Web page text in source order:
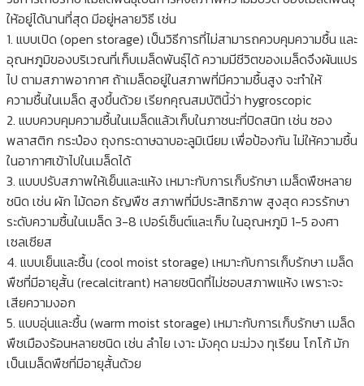
ให้อยู่ได้นานที่สุด มีอยู่หลายวิธี เช่น
1. แบบเปิด (open storage) เป็นวิธีการที่ไม่สามารถควบคุมความชื้น และ
อุณหภูมิของบริเวณที่เก็บเมล็ดพันธุ์ได้ ความมีชีวิตของเมล็ดจึงผันแปร
ไป ตามสภาพอากาศ ถ้าเมล็ดอยู่ในสภาพที่มีความชื้นสูง จะทำให้
ความชื้นในเมล็ด สูงขึ้นด้วย เรียกคุณสมบัตินี้ว่า hygroscopic
2. แบบควบคุมความชื้นในเมล็ดแล้วเก็บในภาชนะที่ปิดสนิท เช่น ซอง
พลาสติก กระป๋อง ถุงกระดาษฉาบอะลูมิเนียม เพื่อป้องกัน ไม่ให้ความชื้น
ในอากาศเข้าไปในเมล็ดได้
3. แบบปรับสภาพให้เย็นและแห้ง เหมาะกับการเก็บรักษา เมล็ดพืชหลาย
ชนิด เช่น ผัก ไม้ดอก ธัญพืช สภาพที่มีประสิทธิภาพ สูงสุด ควรรักษา
ระดับความชื้นในเมล็ด 3-8 เปอร์เซ็นต์และเก็บ ในอุณหภูมิ 1-5 องศา
เซลเซียส
4. แบบเย็นและชื้น (cool moist storage) เหมาะกับการเก็บรักษา เมล็ด
พืชที่มีอายุสั้น (recalcitrant) หลายชนิดที่ไม่ชอบสภาพแห้ง เพราะจะ
เสียความงอก
5. แบบอุ่นและชื้น (warm moist storage) เหมาะกับการเก็บรักษา เมล็ด
พืชเมืองร้อนหลายชนิด เช่น ลำไย เงาะ มังคุด มะม่วง ทุเรียน โกโก้ มัก
เป็นเมล็ดพืชที่มีอายุสั้นด้วย